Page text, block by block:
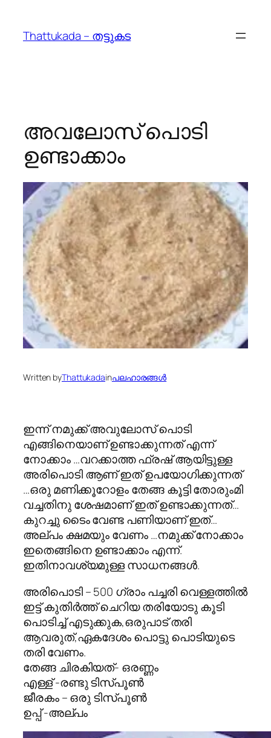
content
Thattukada – തട്ടുകട
അവലോസ് പൊടി
ഉണ്ടാക്കാം
Written byThattukadainപലഹാരങ്ങള്‍
ഇന്ന് നമുക്ക് അവുലോസ് പൊടി
എങ്ങിനെയാണ് ഉണ്ടാക്കുന്നത് എന്ന്
നോക്കാം …വറക്കാത്ത ഫ്രഷ്‌ ആയിട്ടുള്ള
അരിപൊടി ആണ് ഇത് ഉപയോഗിക്കുന്നത്
…ഒരു മണിക്കൂറോളം തേങ്ങ കൂട്ടി തോരുംമി
വച്ചതിനു ശേഷമാണ് ഇത് ഉണ്ടാക്കുന്നത്…
കുറച്ചു ടൈം വേണ്ട പണിയാണ് ഇത്…
അല്പം ക്ഷമയും വേണം …നമുക്ക് നോക്കാം
ഇതെങ്ങിനെ ഉണ്ടാക്കാം എന്ന്.
ഇതിനാവശ്യമുള്ള സാധനങ്ങള്‍.
അരിപൊടി – 500 ഗ്രാം പച്ചരി വെള്ളത്തിൽ
ഇട്ട് കുതിർത്ത് ചെറിയ തരിയോടു കൂടി
പൊടിച്ച് എടുക്കുക,ഒരുപാട് തരി
ആവരുത്,ഏകദേശം പൊട്ടു പൊടിയുടെ
തരി വേണം.
തേങ്ങ ചിരകിയത്- ഒരണ്ണം
എള്ള് -രണ്ടു ടിസ്പൂണ്‍
ജീരകം – ഒരു ടിസ്പൂണ്‍
ഉപ്പ് -അല്പം